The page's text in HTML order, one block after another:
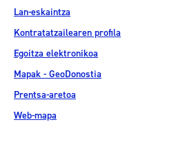
Lan-eskaintza
Kontratatzailearen profila
Egoitza elektronikoa
Mapak - GeoDonostia
Prentsa-aretoa
Web-mapa